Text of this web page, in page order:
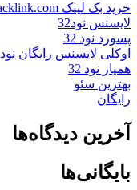
خرید بک لینک behtarinbacklink.com
لایسنس نود32
پسورد نود 32
اوکلی لایسنس رایگان نود 32
همیار نود 32
بهترین سئو
رایگان
آخرین دیدگاه‌ها
بایگانی‌ها